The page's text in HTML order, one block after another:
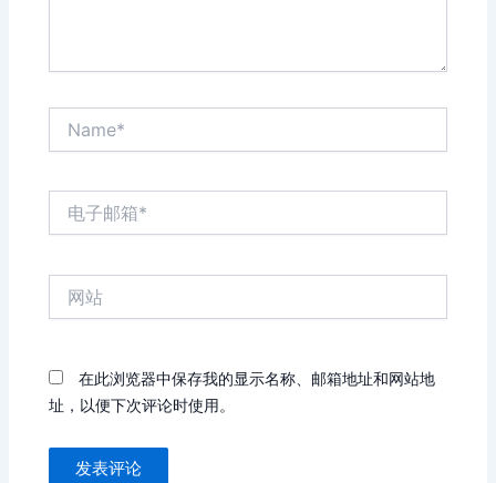
在此浏览器中保存我的显示名称、邮箱地址和网站地
址，以便下次评论时使用。